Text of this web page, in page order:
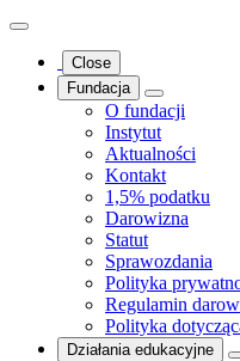
Close
Fundacja
O fundacji
Instytut
Aktualności
Kontakt
1,5% podatku
Darowizna
Statut
Sprawozdania
Polityka
Regulamin
Polityka
Działania edukacyjne